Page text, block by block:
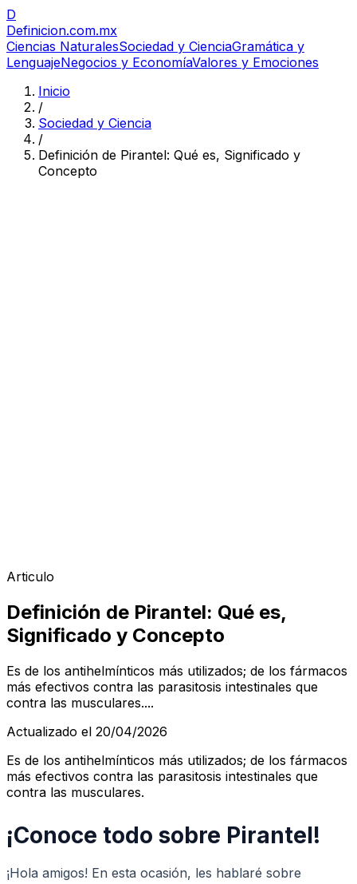
D
Definicion.com.mx
Ciencias NaturalesSociedad y CienciaGramática y
LenguajeNegocios y EconomíaValores y Emociones
Inicio
/
Sociedad y Ciencia
/
Definición de Pirantel: Qué es, Significado y
Concepto
Articulo
Definición de Pirantel: Qué es,
Significado y Concepto
Es de los antihelmínticos más utilizados; de los fármacos
más efectivos contra las parasitosis intestinales que
contra las musculares....
Actualizado el 20/04/2026
Es de los antihelmínticos más utilizados; de los fármacos
más efectivos contra las parasitosis intestinales que
contra las musculares.
¡Conoce todo sobre Pirantel!
¡Hola amigos! En esta ocasión, les hablaré sobre